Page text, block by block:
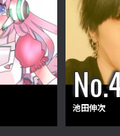
池田伸次